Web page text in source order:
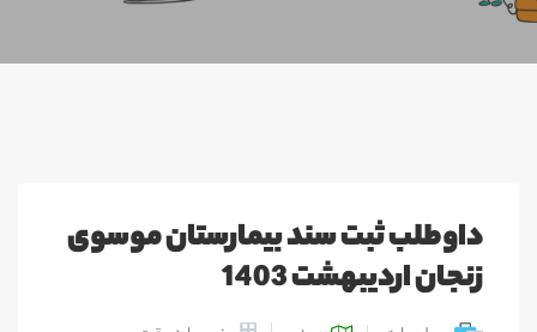
داوطلب ثبت سند بیمارستان موسوی
زنجان اردیبهشت 1403